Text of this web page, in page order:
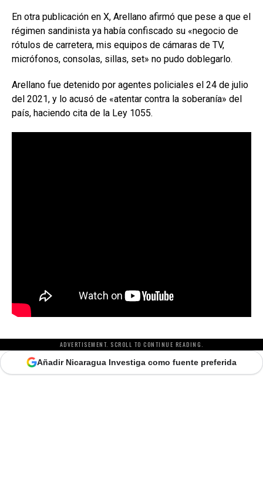
En otra publicación en X, Arellano afirmó que pese a que el
régimen sandinista ya había confiscado su «negocio de
rótulos de carretera, mis equipos de cámaras de TV,
micrófonos, consolas, sillas, set» no pudo doblegarlo.
Arellano fue detenido por agentes policiales el 24 de julio
del 2021, y lo acusó de «atentar contra la soberanía» del
país, haciendo cita de la Ley 1055.
ADVERTISEMENT. SCROLL TO CONTINUE READING.
Añadir Nicaragua Investiga como fuente preferida